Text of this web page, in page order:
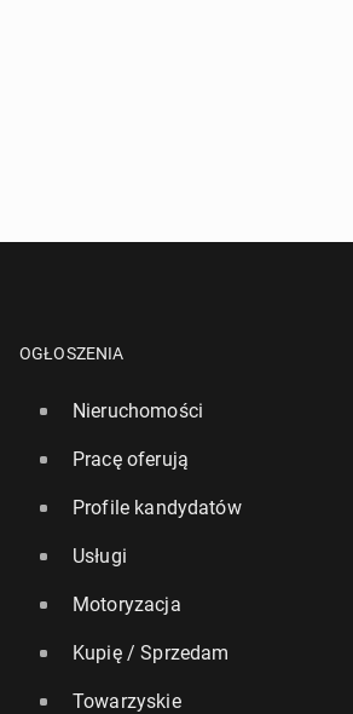
OGŁOSZENIA
Nieruchomości
Pracę oferują
Profile kandydatów
Usługi
Motoryzacja
Kupię / Sprzedam
Towarzyskie